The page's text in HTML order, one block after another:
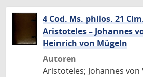
4 Cod. Ms. philos. 21
Aristoteles – Johannes
Heinrich von Mügeln
Autoren
Aristoteles; Johannes